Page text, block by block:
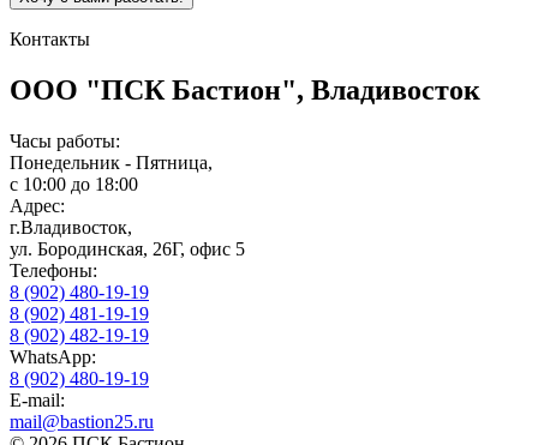
Контакты
ООО "ПСК Бастион", Владивосток
Часы работы:
Понедельник - Пятница,
с 10:00 до 18:00
Адрес:
г.Владивосток,
ул. Бородинская, 26Г, офис 5
Телефоны:
8 (902) 480-19-19
8 (902) 481-19-19
8 (902) 482-19-19
WhatsApp:
8 (902) 480-19-19
E-mail:
mail@bastion25.ru